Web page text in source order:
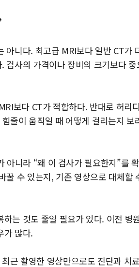
아니다. 최고급 MRI보다 일반 CT가
검사의 가격이나 장비의 크기보다
보다 CT가 적합하다. 반대로 허리
줄이 움직일 때 어떻게 걸리는지 보
아니라 “왜 이 검사가 필요한지”를
꿀 수 있는지, 기존 영상으로 대체할
는 것도 줄일 필요가 있다. 이전 병
가 많다.
근 촬영한 영상만으로도 진단과 치